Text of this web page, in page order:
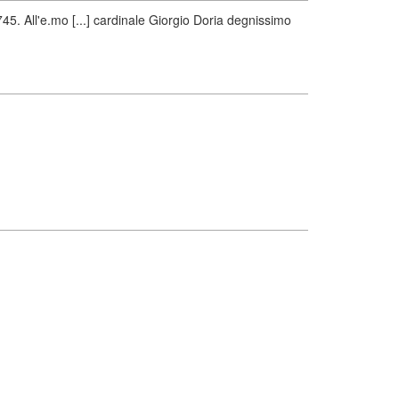
All'e.mo [...] cardinale Giorgio Doria degnissimo